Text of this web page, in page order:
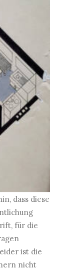
dass diese
für die
ist die
nicht